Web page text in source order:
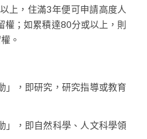
上，住滿3年便可申請高度人
權；如累積達80分或以上，則
。
」，即研究，研究指導或教育
」，即自然科學、人文科學領